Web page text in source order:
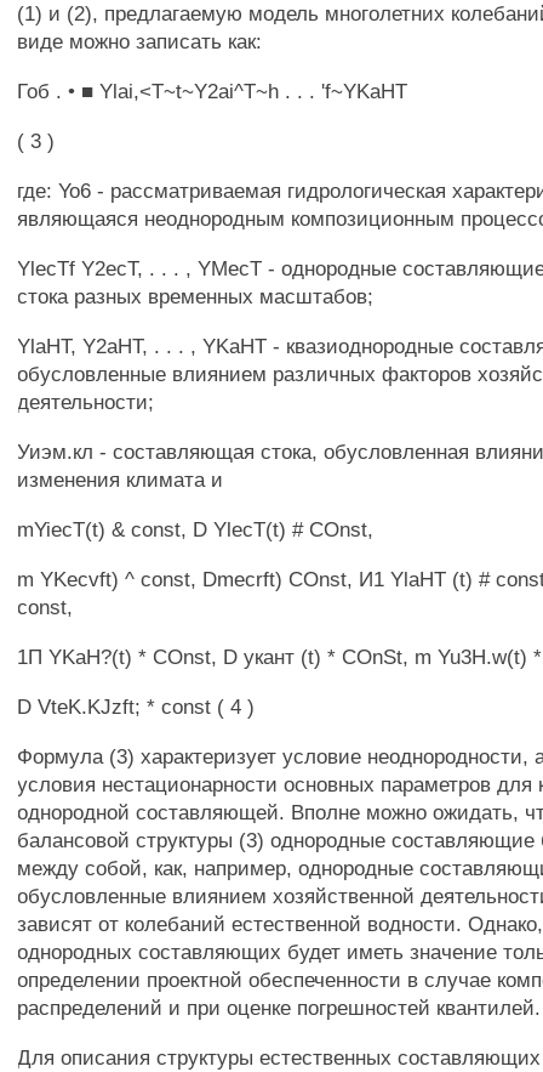
(1) и (2), предлагаемую модель многолетних
виде можно записать как:
Гоб . • ■ Ylai,<T~t~Y2ai^T~h . . . 'f~YKaHT
( 3 )
где: Yo6 - рассматриваемая гидрологическая
являющаяся неоднородным композиционным
YlecTf Y2ecT, . . . , YMecT - однородные составляющие
стока разных временных масштабов;
YlaHT, Y2aHT, . . . , YKaHT - квазиоднородные
обусловленные влиянием различных факторов
деятельности;
Уиэм.кл - составляющая стока, обусловленная
изменения климата и
mYiecT(t) & const, D YlecT(t) # COnst,
m YKecvft) ^ const, Dmecrft) COnst, И1 YlaHT (t) #
const,
1П YKaH?(t) * COnst, D укант (t) * COnSt, m Yu3H.w(t)
D VteK.KJzft; * const ( 4 )
Формула (3) характеризует условие неоднородности,
условия нестационарности основных параметров для
однородной составляющей. Вполне можно ожидать,
балансовой структуры (3) однородные составляющие
между собой, как, например, однородные
обусловленные влиянием хозяйственной
зависят от колебаний естественной водности.
однородных составляющих будет иметь значение
определении проектной обеспеченности в случае
распределений и при оценке погрешностей квантилей.
Для описания структуры естественных